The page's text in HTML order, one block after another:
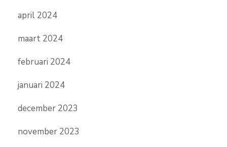
april 2024
maart 2024
februari 2024
januari 2024
december 2023
november 2023